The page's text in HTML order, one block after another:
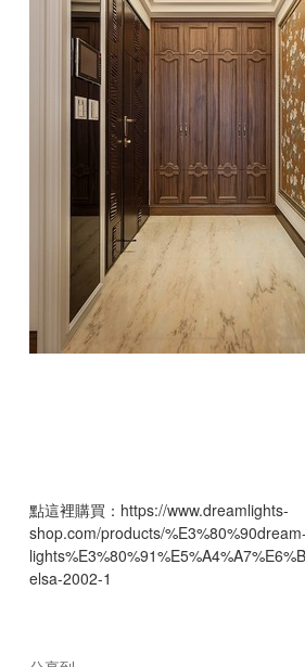
點這裡購買： https://www.dreamlights-
shop.com/products/%E3%80%90dream-
elsa-2002-1